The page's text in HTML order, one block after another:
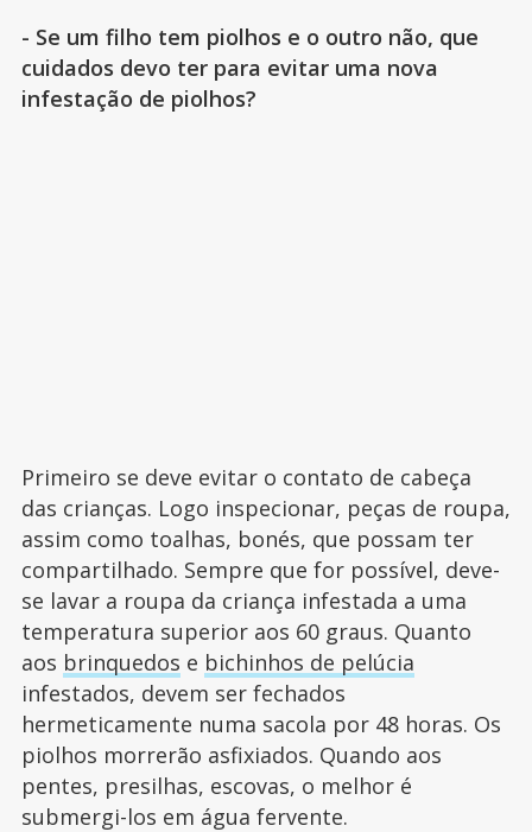
- Se um filho tem piolhos e o outro não, que
cuidados devo ter para evitar uma nova
infestação de piolhos?
Primeiro se deve evitar o contato de cabeça
das crianças. Logo inspecionar, peças de roupa,
assim como toalhas, bonés, que possam ter
compartilhado. Sempre que for possível, deve-
se lavar a roupa da criança infestada a uma
temperatura superior aos 60 graus. Quanto
aos brinquedos e bichinhos de pelúcia
infestados, devem ser fechados
hermeticamente numa sacola por 48 horas. Os
piolhos morrerão asfixiados. Quando aos
pentes, presilhas, escovas, o melhor é
submergi-los em água fervente.